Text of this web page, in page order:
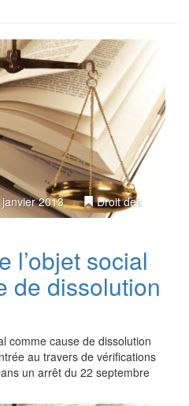
2013
Droit des
l’objet social
de dissolution
comme cause de dissolution
au travers de vérifications
un arrêt du 22 septembre